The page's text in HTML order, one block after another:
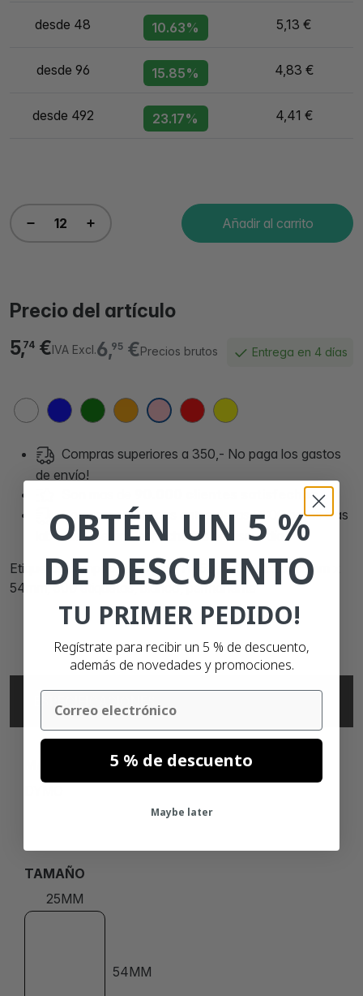
desde 48 10.63% 5,13 €
desde 96 15.85% 4,83 €
desde 492 23.17% 4,41 €
Añadir al carrito
Precio del artículo
6,95€Precios brutos
5,74 €IVA Excl. Entrega en 4 días
Compras superiores a 350,- No paga los gastos
de envío!
90.000 clientes satisfechos
Compras realizadas antes de las 21:00 horas días
laborales, serán despachadas el mismo día.
Etiquetas compatibles Dymo 11352 / S0722520, 25mm x
54mm, 500 etiquetas, blanco, permanente
TAMAÑO
25MM
54MM
OBTÉN UN 5 %
DE DESCUENTO
TU PRIMER PEDIDO!
Regístrate para recibir un 5 % de descuento,
además de novedades y promociones.
Email
5 % de descuento
Maybe later